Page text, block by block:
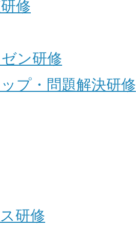
修
ン研修
プ・問題解決研修
研修